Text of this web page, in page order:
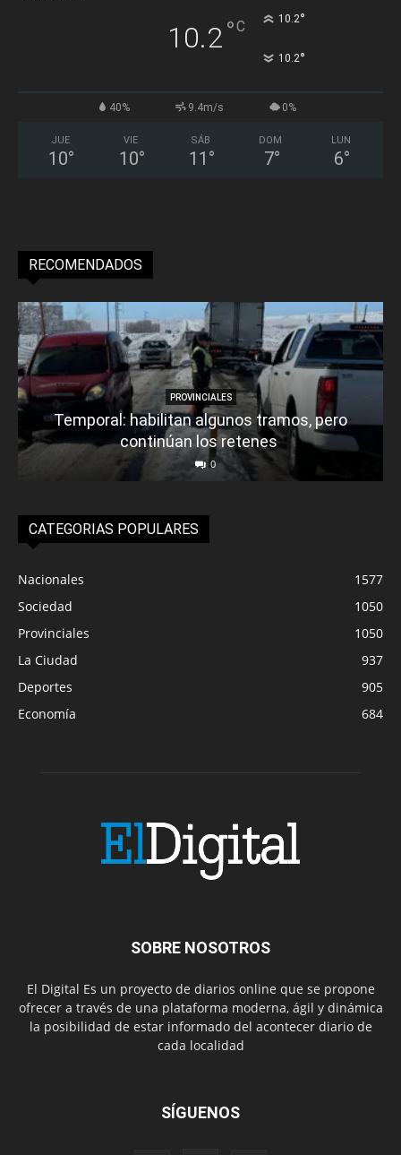
10.2°C 10.2°
10.2°
40% 9.4m/s 0%
JUE
10°
VIE
10°
SÁB
11 °
DOM
7°
LUN
6°
RECOMENDADOS
PROVINCIALES
Temporal: habilitan algunos tramos, pero
continúan los retenes
0
CATEGORIAS POPULARES
Nacionales
1577
Sociedad
1050
Provinciales
1050
La Ciudad
937
Deportes
905
Economía
684
SOBRE NOSOTROS
El Digital Es un proyecto de diarios online que se propone
ofrecer a través de una plataforma moderna, ágil y dinámica
la posibilidad de estar informado del acontecer diario de
cada localidad
SÍGUENOS